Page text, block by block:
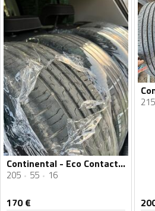
Continental - Eco Contact 6 - Ljetnja guma
205 55 16
170€
215